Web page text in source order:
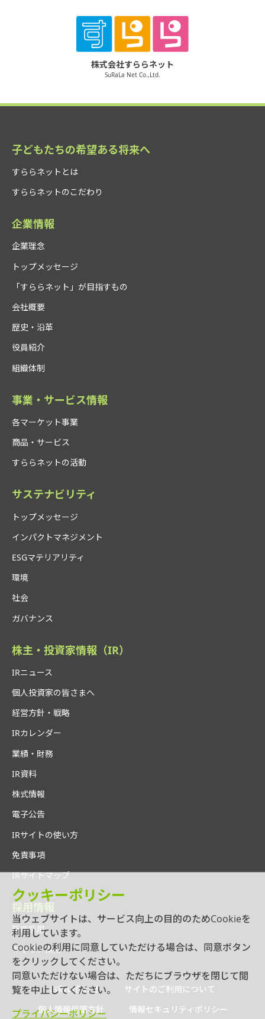
クッキーポリシー
当ウェブサイトは、サービス向上の目的のためCookieを
利用しています。
Cookieの利用に同意していただける場合は、同意ボタン
をクリックしてください。
同意いただけない場合は、ただちにブラウザを閉じて閲
覧を中止してください。
プライバシーポリシー
株式会社すららネット
SuRaLa Net Co.,Ltd.
子どもたちの希望ある将来へ
すららネットとは
すららネットのこだわり
企業情報
企業理念
トップメッセージ
「すららネット」が目指すもの
会社概要
歴史・沿革
役員紹介
組織体制
事業・サービス情報
各マーケット事業
商品・サービス
すららネットの活動
サステナビリティ
トップメッセージ
インパクトマネジメント
ESGマテリアリティ
環境
社会
ガバナンス
株主・投資家情報（IR）
IRニュース
個人投資家の皆さまへ
経営方針・戦略
IRカレンダー
業績・財務
IR資料
株式情報
電子公告
IRサイトの使い方
免責事項
IRサイトマップ
採用情報
新卒採用
キャリア採用
お問い合わせ
サイトのご利用について
個人情報保護方針
情報セキュリティポリシー